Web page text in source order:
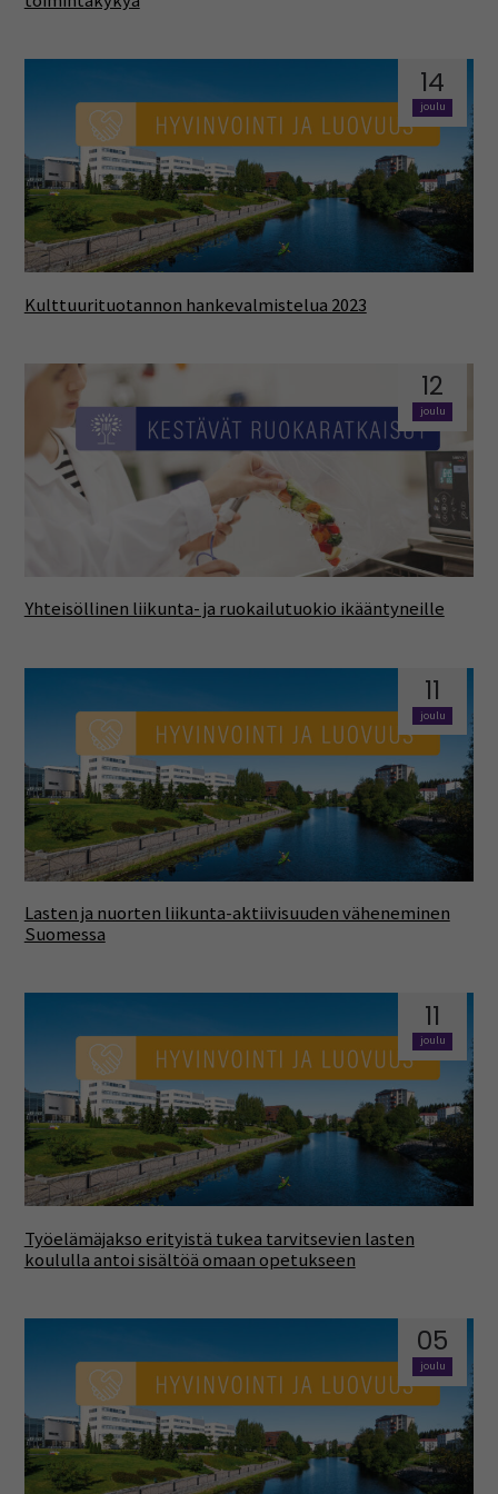
14
joulu
Kulttuurituotannon hankevalmistelua 2023
12
joulu
Yhteisöllinen liikunta- ja ruokailutuokio ikääntyneille
11
joulu
Lasten ja nuorten liikunta-aktiivisuuden väheneminen
Suomessa
11
joulu
Työelämäjakso erityistä tukea tarvitsevien lasten
koululla antoi sisältöä omaan opetukseen
05
joulu